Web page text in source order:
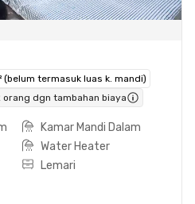
(belum termasuk luas k. mandi)
orang dgn tambahan biaya
Kamar Mandi Dalam
Water Heater
Lemari